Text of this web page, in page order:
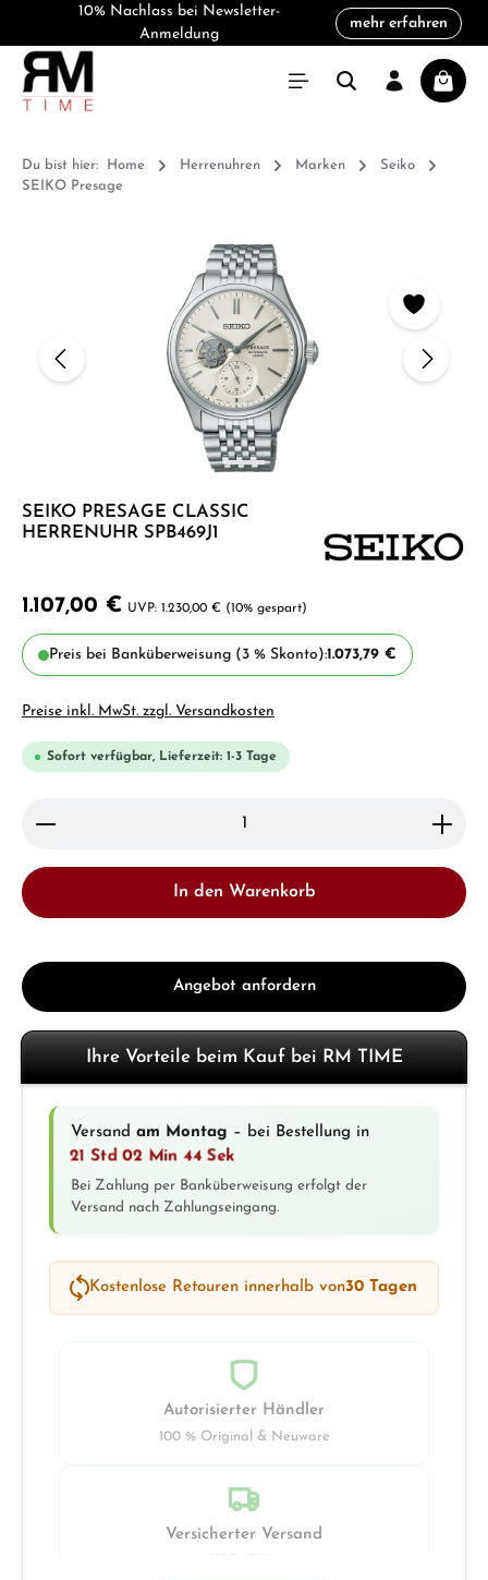
10% Nachlass bei Newsletter-
Anmeldung
mehr erfahren
Du bist hier: Home Herrenuhren Marken
Seiko
SEIKO Presage
Bildergalerie überspringen
SEIKO PRESAGE CLASSIC
HERRENUHR SPB469J1
1.107,00 € 1.230,00 € (10% gespart)
Preis bei Banküberweisung (3 % Skonto):1.073,79 €
Preise inkl. MwSt. zzgl. Versandkosten
Sofort verfügbar, Lieferzeit: 1-3 Tage
Produkt Anzahl: Gib den gewünschten Wert ein
In den Warenkorb
Angebot anfordern
Ihre Vorteile beim Kauf bei RM TIME
Versand am Montag – bei Bestellung in
21 Std 02 Min 43 Sek
Bei Zahlung per Banküberweisung erfolgt der
Versand nach Zahlungseingang.
Kostenlose Retouren innerhalb von30 Tagen
Autorisierter Händler
100 % Original & Neuware
Versicherter Versand